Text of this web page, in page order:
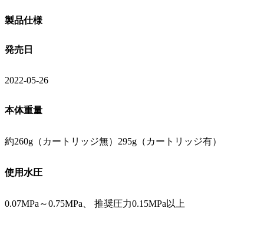
製品仕様
発売日
2022-05-26
本体重量
約260g（カートリッジ無）295g（カートリッジ有）
使用水圧
0.07MPa～0.75MPa、 推奨圧力0.15MPa以上